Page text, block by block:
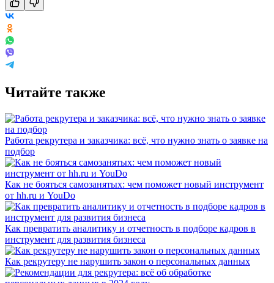
Читайте также
Работа рекрутера и заказчика: всё, что нужно знать о заявке на
подбор
Как не бояться самозанятых: чем поможет новый инструмент
от hh.ru и YouDo
Как превратить аналитику и отчетность в подборе кадров в
инструмент для развития бизнеса
Как рекрутеру не нарушить закон о персональных данных